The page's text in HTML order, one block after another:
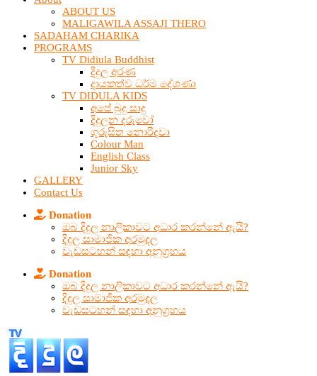
ABOUT US
MALIGAWILA ASSAJI THERO
SADAHAM CHARIKA
PROGRAMS
TV Didiula Buddhist
දිදුල අරණ
දායකත්ව ධර්ම දේශණා
TV DIDULA KIDS
අපේ බුදු සාදු
දිදුලන දරුවෝ
ගුරුසිත නොරිදවා
Colour Man
English Class
Junior Sky
GALLERY
Contact Us
Donation
ඔබ දිදුල නාලිකාවට අධාර කරන්නේ ඇයි?
දිදුල සාමාජික අරමුදල
වැඩසටහන් සඳහා අනුග්‍රහය
Donation
ඔබ දිදුල නාලිකාවට අධාර කරන්නේ ඇයි?
දිදුල සාමාජික අරමුදල
වැඩසටහන් සඳහා අනුග්‍රහය